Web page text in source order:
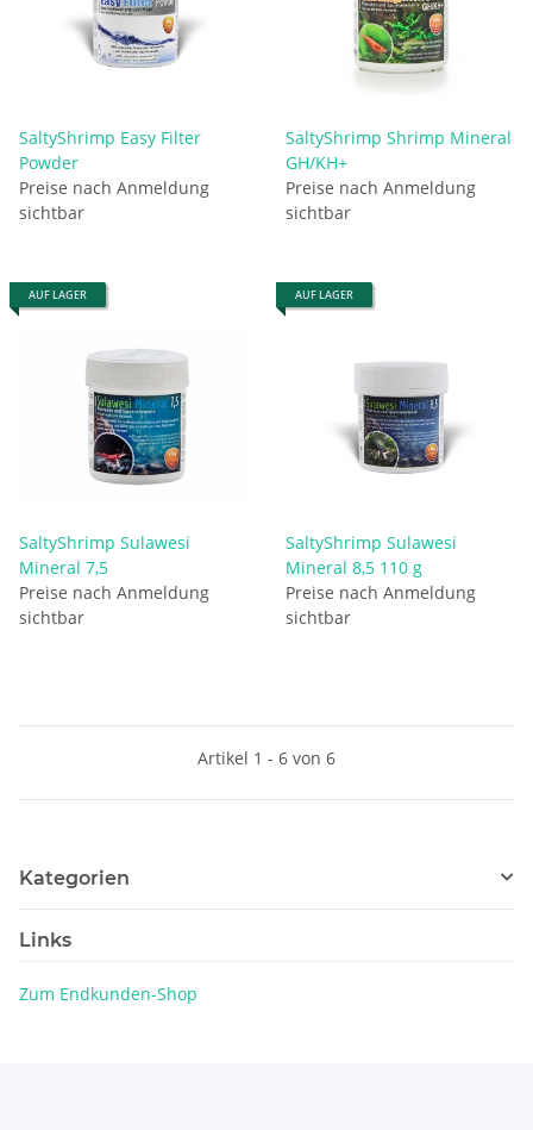
SaltyShrimp Easy Filter
Powder
Preise nach Anmeldung
sichtbar
SaltyShrimp Shrimp Mineral
GH/KH+
Preise nach Anmeldung
sichtbar
AUF LAGER
SaltyShrimp Sulawesi
Mineral 7,5
Preise nach Anmeldung
sichtbar
AUF LAGER
SaltyShrimp Sulawesi
Mineral 8,5 110 g
Preise nach Anmeldung
sichtbar
Artikel 1 - 6 von 6
Kategorien
Links
Zum Endkunden-Shop